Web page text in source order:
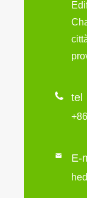
 tel
 E-